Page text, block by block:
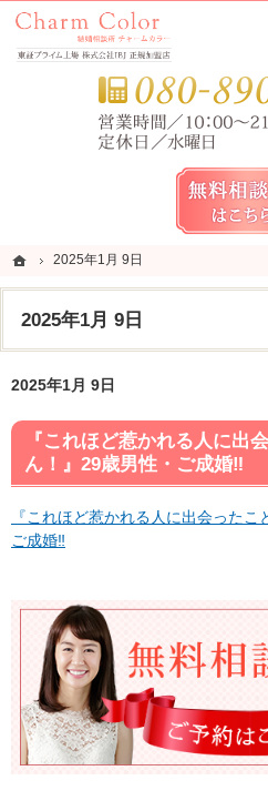
ホーム
2025年1月 9日
2025年1月 9日
錦糸町・亀戸・平井の結婚相談所なら当相談所へ
錦糸町・亀戸・平井の結婚相談所なら短期成婚
2025年1月 9日
『これほど惹かれる人に出
ん！』29歳男性・ご成婚‼︎
『これほど惹かれる人に出会った
ご成婚‼︎
ホーム
2025年1月 9日